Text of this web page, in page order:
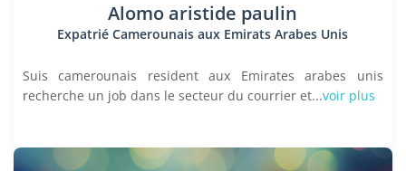
Alomo aristide paulin
Expatrié Camerounais aux Emirats Arabes Unis
Suis camerounais resident aux Emirates arabes unis
recherche un job dans le secteur du courrier et...voir plus